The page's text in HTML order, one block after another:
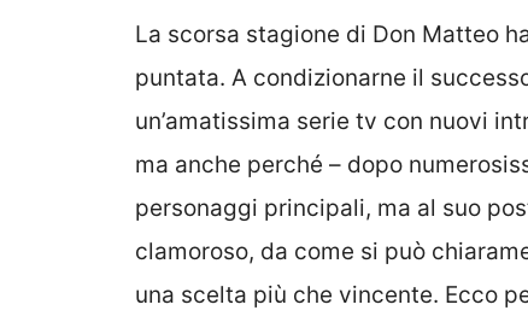
La scorsa stagione di Don Matteo
puntata. A condizionarne il
un’amatissima serie tv con nuovi
ma anche perché – dopo
personaggi principali, ma al suo
clamoroso, da come si può
una scelta più che vincente. Ecco